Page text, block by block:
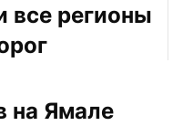
все регионы
на Ямале